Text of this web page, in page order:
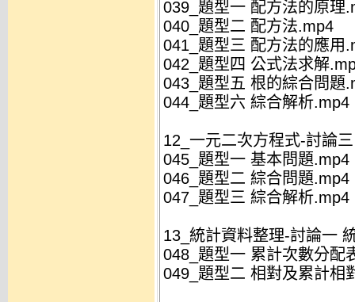
039_題型一 配方法的原理
040_題型二 配方法.mp4
041_題型三 配方法的應用
042_題型四 公式法求解
043_題型五 根的綜合問題
044_題型六 綜合解析.mp4
12_一元二次方程式-討論
045_題型一 基本問題.mp4
046_題型二 綜合問題.mp4
047_題型三 綜合解析.mp4
13_統計資料整理-討論一
048_題型一 累計次數分配
049_題型二 相對及累計相